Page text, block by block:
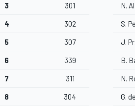
3 301 N.
4 302 S.
5 307 J.
6 339 B.
7 311 N.
8 304 G.